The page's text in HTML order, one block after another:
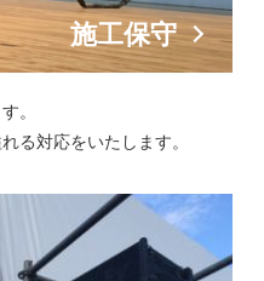
施工保守
。
る対応をいたします。